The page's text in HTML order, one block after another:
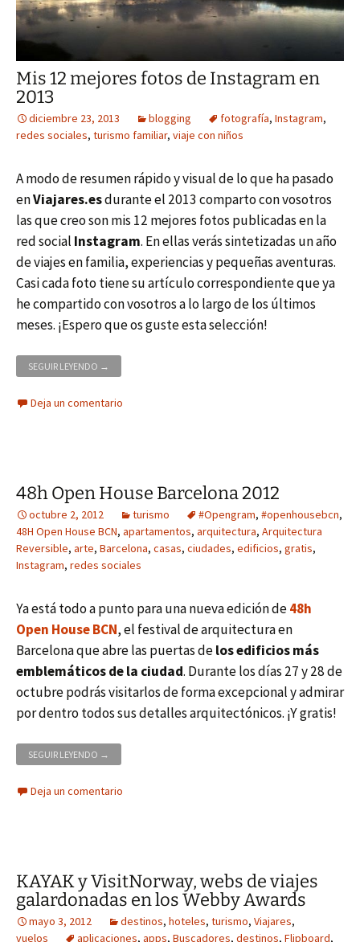
Mis 12 mejores fotos de Instagram en
2013
diciembre 23, 2013 blogging fotografía, Instagram,
redes sociales, turismo familiar, viaje con niños
A modo de resumen rápido y visual de lo que ha pasado
enViajares.esdurante el 2013 comparto con vosotros
las que creo son mis 12 mejores fotos publicadas en la
red social Instagram. En ellas verás sintetizadas un año
de viajes en familia, experiencias y pequeñas aventuras.
Casi cada foto tiene su artículo correspondiente que ya
he compartido con vosotros a lo largo de los últimos
meses. ¡Espero que os guste esta selección!
SEGUIR LEYENDO MIS 12 MEJORES FOTOS DE INSTAGRAM EN 2013
→
Deja un comentario
48h Open House Barcelona 2012
octubre 2, 2012 turismo #Opengram, #openhousebcn,
48H Open House BCN, apartamentos, arquitectura, Arquitectura
Reversible, arte, Barcelona, casas, ciudades, edificios, gratis,
Instagram, redes sociales
Ya está todo a punto para una nueva edición de48h
Open House BCN, el festival de arquitectura en
Barcelona que abre las puertas delos edificios más
emblemáticos de la ciudad. Durante los días 27 y 28 de
octubre podrás visitarlos de forma excepcional y admirar
por dentro todos sus detalles arquitectónicos. ¡Y gratis!
SEGUIR LEYENDO 48H OPEN HOUSE BARCELONA 2012
→
Deja un comentario
KAYAK y VisitNorway, webs de viajes
galardonadas en los Webby Awards
mayo 3, 2012 destinos, hoteles, turismo, Viajares,
vuelos
aplicaciones, apps, Buscadores, destinos, Flipboard,